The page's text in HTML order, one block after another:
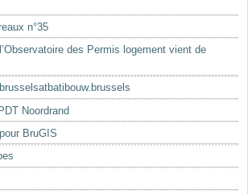
n°35
des Permis logement vient de
Noordrand
BruGIS